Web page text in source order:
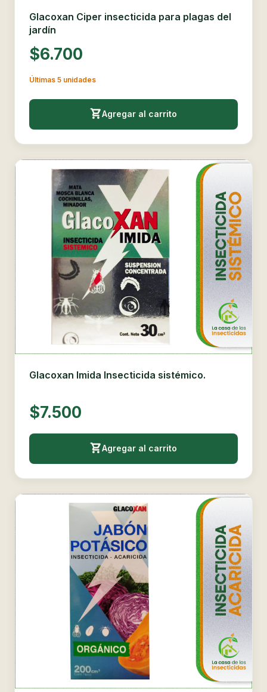
Glacoxan Ciper insecticida para plagas del
jardín
$6.700
Últimas 5 unidades
Agregar al carrito
Glacoxan Imida Insecticida sistémico.
$7.500
Agregar al carrito